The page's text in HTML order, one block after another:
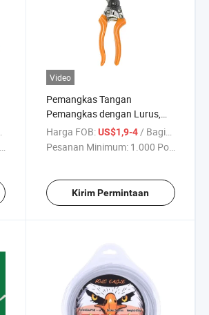
Video
Pemangkas Tangan
Pemangkas dengan Lurus,
Gunting Kebun untuk Bunga
Harga FOB: US$1,9-4/ Bagian
Pesanan Minimum: 1.000 Potong
Kirim Permintaan